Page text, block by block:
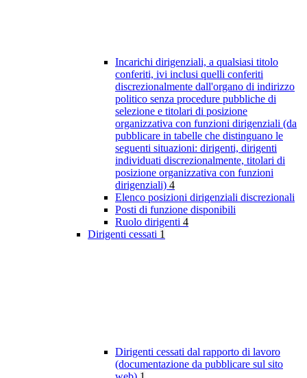
Incarichi dirigenziali, a qualsiasi titolo
conferiti, ivi inclusi quelli conferiti
discrezionalmente dall'organo di indirizzo
politico senza procedure pubbliche di
selezione e titolari di posizione
organizzativa con funzioni dirigenziali (da
pubblicare in tabelle che distinguano le
seguenti situazioni: dirigenti, dirigenti
individuati discrezionalmente, titolari di
posizione organizzativa con funzioni
dirigenziali) 4
Elenco posizioni dirigenziali discrezionali
Posti di funzione disponibili
Ruolo dirigenti 4
Dirigenti cessati 1
Dirigenti cessati dal rapporto di lavoro
(documentazione da pubblicare sul sito